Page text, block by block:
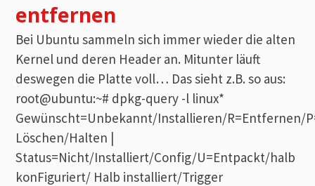
entfernen
Bei Ubuntu sammeln sich immer wieder die alten
Kernel und deren Header an. Mitunter läuft
deswegen die Platte voll… Das sieht z.B. so aus:
root@ubuntu:~# dpkg-query -l linux*
Gewünscht=Unbekannt/Installieren/R=Entfernen/
Löschen/Halten |
Status=Nicht/Installiert/Config/U=Entpackt/halb
konFiguriert/ Halb installiert/Trigger